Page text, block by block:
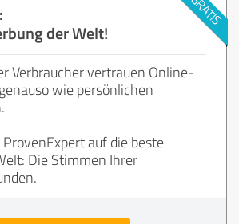
der Welt!
Verbraucher vertrauen Online-
wie persönlichen
auf die beste
Die Stimmen Ihrer